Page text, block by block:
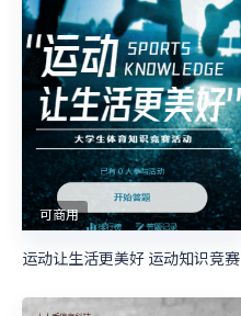
可商用
运动让生活更美好 运动知识竞赛